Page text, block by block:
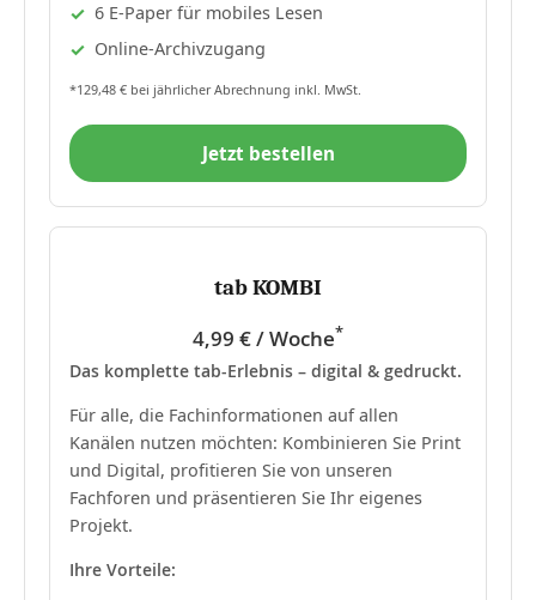
6 E-Paper für mobiles Lesen
Online-Archivzugang
*129,48 € bei jährlicher Abrechnung inkl. MwSt.
Jetzt bestellen
tab KOMBI
4,99 € / Woche*
Das komplette tab-Erlebnis – digital & gedruckt.
Für alle, die Fachinformationen auf allen
Kanälen nutzen möchten: Kombinieren Sie Print
und Digital, profitieren Sie von unseren
Fachforen und präsentieren Sie Ihr eigenes
Projekt.
Ihre Vorteile: